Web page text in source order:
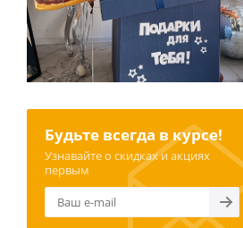
Будьте всегда в курсе!
Узнавайте о скидках и акциях
первым